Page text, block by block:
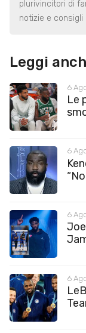
plurivincitori di
notizie e consigli
Leggi
6
Le
6
6
6